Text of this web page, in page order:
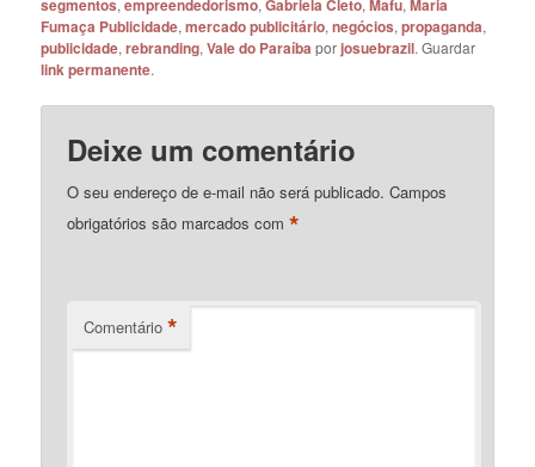
segmentos,empreendedorismo,Gabriela Cleto,Mafu,Maria
Fumaça Publicidade,mercado publicitário,negócios,propaganda,
publicidade,rebranding,Vale do Paraíba porjosuebrazil. Guardar
link permanente.
Deixe um comentário
O seu endereço de e-mail não será publicado. Campos
obrigatórios são marcados com*
Comentário *